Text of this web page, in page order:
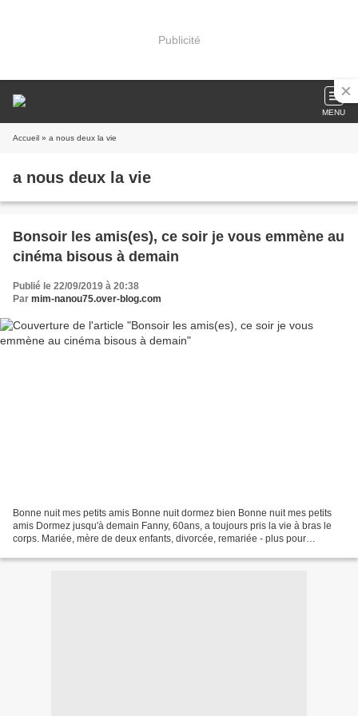
Publicité
MENU
Accueil » a nous deux la vie
a nous deux la vie
Bonsoir les amis(es), ce soir je vous emmène au
cinéma bisous à demain
Publié le 22/09/2019 à 20:38
Par mim-nanou75.over-blog.com
Bonne nuit mes petits amis Bonne nuit dormez bien Bonne nuit mes petits
amis Dormez jusqu'à demain Fanny, 60ans, a toujours pris la vie à bras le
corps. Mariée, mère de deux enfants, divorcée, remariée - plus pour